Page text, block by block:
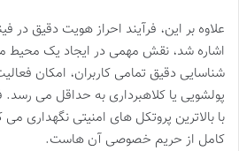
علاوه بر این، فرآیند احراز هویت دقیق
اشاره شد، نقش مهمی در ایجاد یک محیط
شناسایی دقیق تمامی کاربران، امکان
پولشویی یا کلاهبرداری به حداقل می رسد.
با بالاترین پروتکل های امنیتی نگهداری
کامل از حریم خصوصی آن هاست.